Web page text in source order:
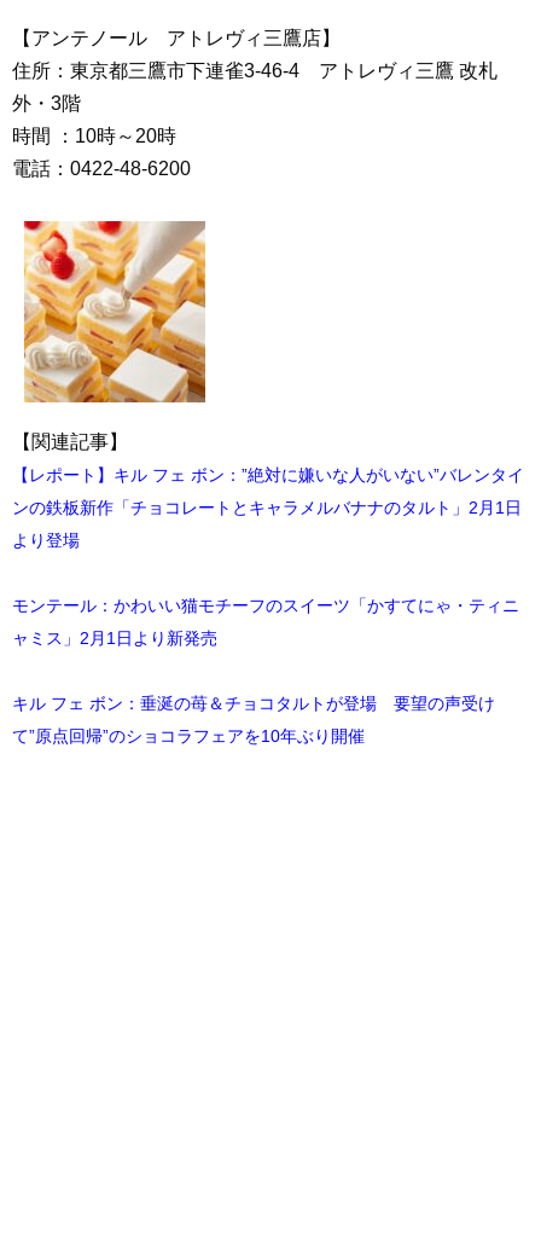
【アンテノール アトレヴィ三鷹店】
住所：東京都三鷹市下連雀3-46-4 アトレヴィ三鷹 改札
外・3階
時間 ：10時～20時
電話：0422-48-6200
【関連記事】
【レポート】キル フェ ボン：”絶対に嫌いな人がいない”バレンタイ
ンの鉄板新作「チョコレートとキャラメルバナナのタルト」2月1日
より登場
モンテール：かわいい猫モチーフのスイーツ「かすてにゃ・ティニ
ャミス」2月1日より新発売
キル フェ ボン：垂涎の苺＆チョコタルトが登場 要望の声受け
て”原点回帰”のショコラフェアを10年ぶり開催